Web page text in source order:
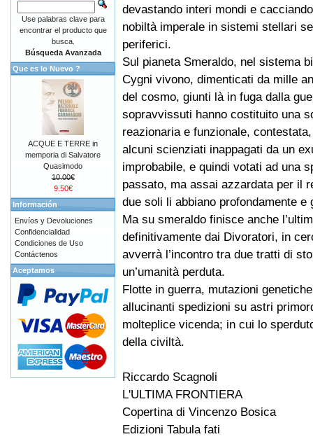
devastando interi mondi e
nobiltà imperale in sistemi stellari
periferici.
Sul pianeta Smeraldo, nel sistema
Cygni vivono, dimenticati da mille
del cosmo, giunti là in fuga dalla
sopravvissuti hanno costituito una
reazionaria e funzionale,
alcuni scienziati inappagati da un
improbabile, e quindi votati ad una
passato, ma assai azzardata per il
due soli li abbiano profondamente e
Ma su smeraldo finisce anche
definitivamente dai Divoratori, in
avverrà l’incontro tra due tratti di
un’umanità perduta.
Flotte in guerra, mutazioni
allucinanti spedizioni su astri
molteplice vicenda; in cui lo
della civiltà.
Riccardo Scagnoli
L'ULTIMA FRONTIERA
Copertina di Vincenzo Bosica
Edizioni Tabula fati
Use palabras clave para
encontrar el producto que
busca.
Búsqueda Avanzada
Que es lo Nuevo ?
ACQUE E TERRE in
memporia di Salvatore
Quasimodo
10.00€
9.50€
Información
Envíos y Devoluciones
Confidencialidad
Condiciones de Uso
Contáctenos
Aceptamos